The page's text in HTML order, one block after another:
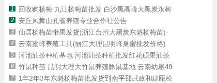
1 回收购杨梅 九江杨梅苗批发 白沙黑高峰大黑炭永树
2 安丘凤舞山孔雀养殖专业合作社公告
3 仙居杨梅苗带果发货(浙江台州大黑炭东魁杨梅苗)-
4 云南蜜蜂养殖工具(丽江大理昆明蜂巢蜜批发价格)
5 河池油茶种植基地 河池油茶种植批发红花硕果油茶
6 竹鼠种苗 昆明大理大竹鼠养殖豚鼠基地 云南幼崽49
7 1年2年3年东魁杨梅苗批发货到南平邵武政和建瓯松